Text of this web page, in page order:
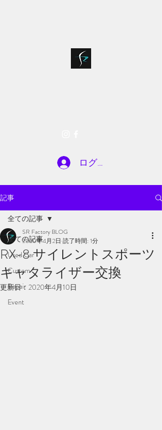
ログイン
記事
全ての記事
Used Car
Custom
Repair
Event
全ての記事
RX-8 サイレントスポーツ
キャタライザー交換
SR Factory BLOG
2020年4月2日 読了時間: 1分
更新日： 2020年4月10日